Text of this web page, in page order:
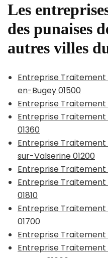
Les
des punaises
autres villes
Entreprise Traitement
en-Bugey 01500
Entreprise Traitement
Entreprise Traitement
01360
Entreprise Traitement
sur-Valserine 01200
Entreprise Traitement
Entreprise Traitement
01810
Entreprise Traitement
01700
Entreprise Traitement
Entreprise Traitement